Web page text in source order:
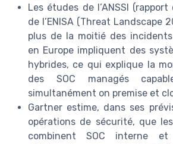
Les études de l’ANSSI
de l’ENISA (Threat Landscape
plus de la moitié des
en Europe impliquent des
hybrides, ce qui explique la
des SOC managés
simultanément on premise et
Gartner estime, dans ses
opérations de sécurité, que
combinent SOC interne et